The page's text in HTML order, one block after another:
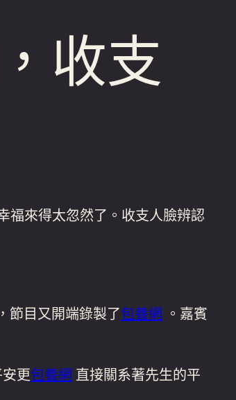
收支
福來得太忽然了。收支人臉辨認
節目又開端錄製了包養網 。嘉賓
安更包養網 直接關系著先生的平